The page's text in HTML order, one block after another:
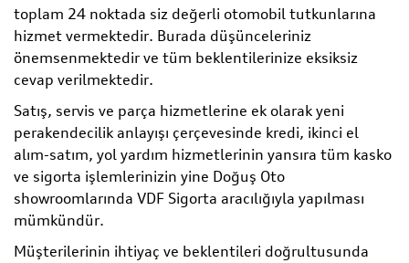
toplam 24 noktada siz değerli otomobil tutkunlarına
hizmet vermektedir. Burada düşünceleriniz
önemsenmektedir ve tüm beklentilerinize eksiksiz
cevap verilmektedir.
Satış, servis ve parça hizmetlerine ek olarak yeni
perakendecilik anlayışı çerçevesinde kredi, ikinci el
alım-satım, yol yardım hizmetlerinin yansıra tüm kasko
ve sigorta işlemlerinizin yine Doğuş Oto
showroomlarında VDF Sigorta aracılığıyla yapılması
mümkündür.
Müşterilerinin ihtiyaç ve beklentileri doğrultusunda